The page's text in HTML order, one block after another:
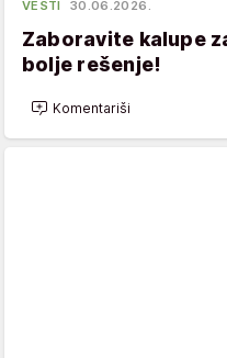
VESTI 30.06.2026.
Zaboravite kalupe
bolje rešenje!
Komentariši